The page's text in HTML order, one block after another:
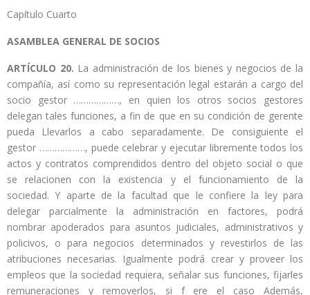
Capítulo Cuarto
ASAMBLEA GENERAL DE SOCIOS
ARTÍCULO 20. La administración de los bienes y negocios de la
compañía, así como su representación legal estarán a cargo del
socio gestor ………………, en quien los otros socios gestores
delegan tales funciones, a fin de que en su condición de gerente
pueda Llevarlos a cabo separadamente. De consiguiente el
gestor ………………, puede celebrar y ejecutar libremente todos los
actos y contratos comprendidos dentro del objeto social o que
se relacionen con la existencia y el funcionamiento de la
sociedad. Y aparte de la facultad que le confiere la ley para
delegar parcialmente la administración en factores, podrá
nombrar apoderados para asuntos judiciales, administrativos y
policivos, o para negocios determinados y revestirlos de las
atribuciones necesarias. Igualmente podrá crear y proveer los
empleos que la sociedad requiera, señalar sus funciones, fijarles
remuneraciones y removerlos, si f ere el caso Además,